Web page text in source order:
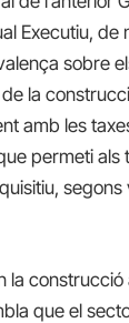
Executiu,
sobre
la
amb les
permeti als
la
que el